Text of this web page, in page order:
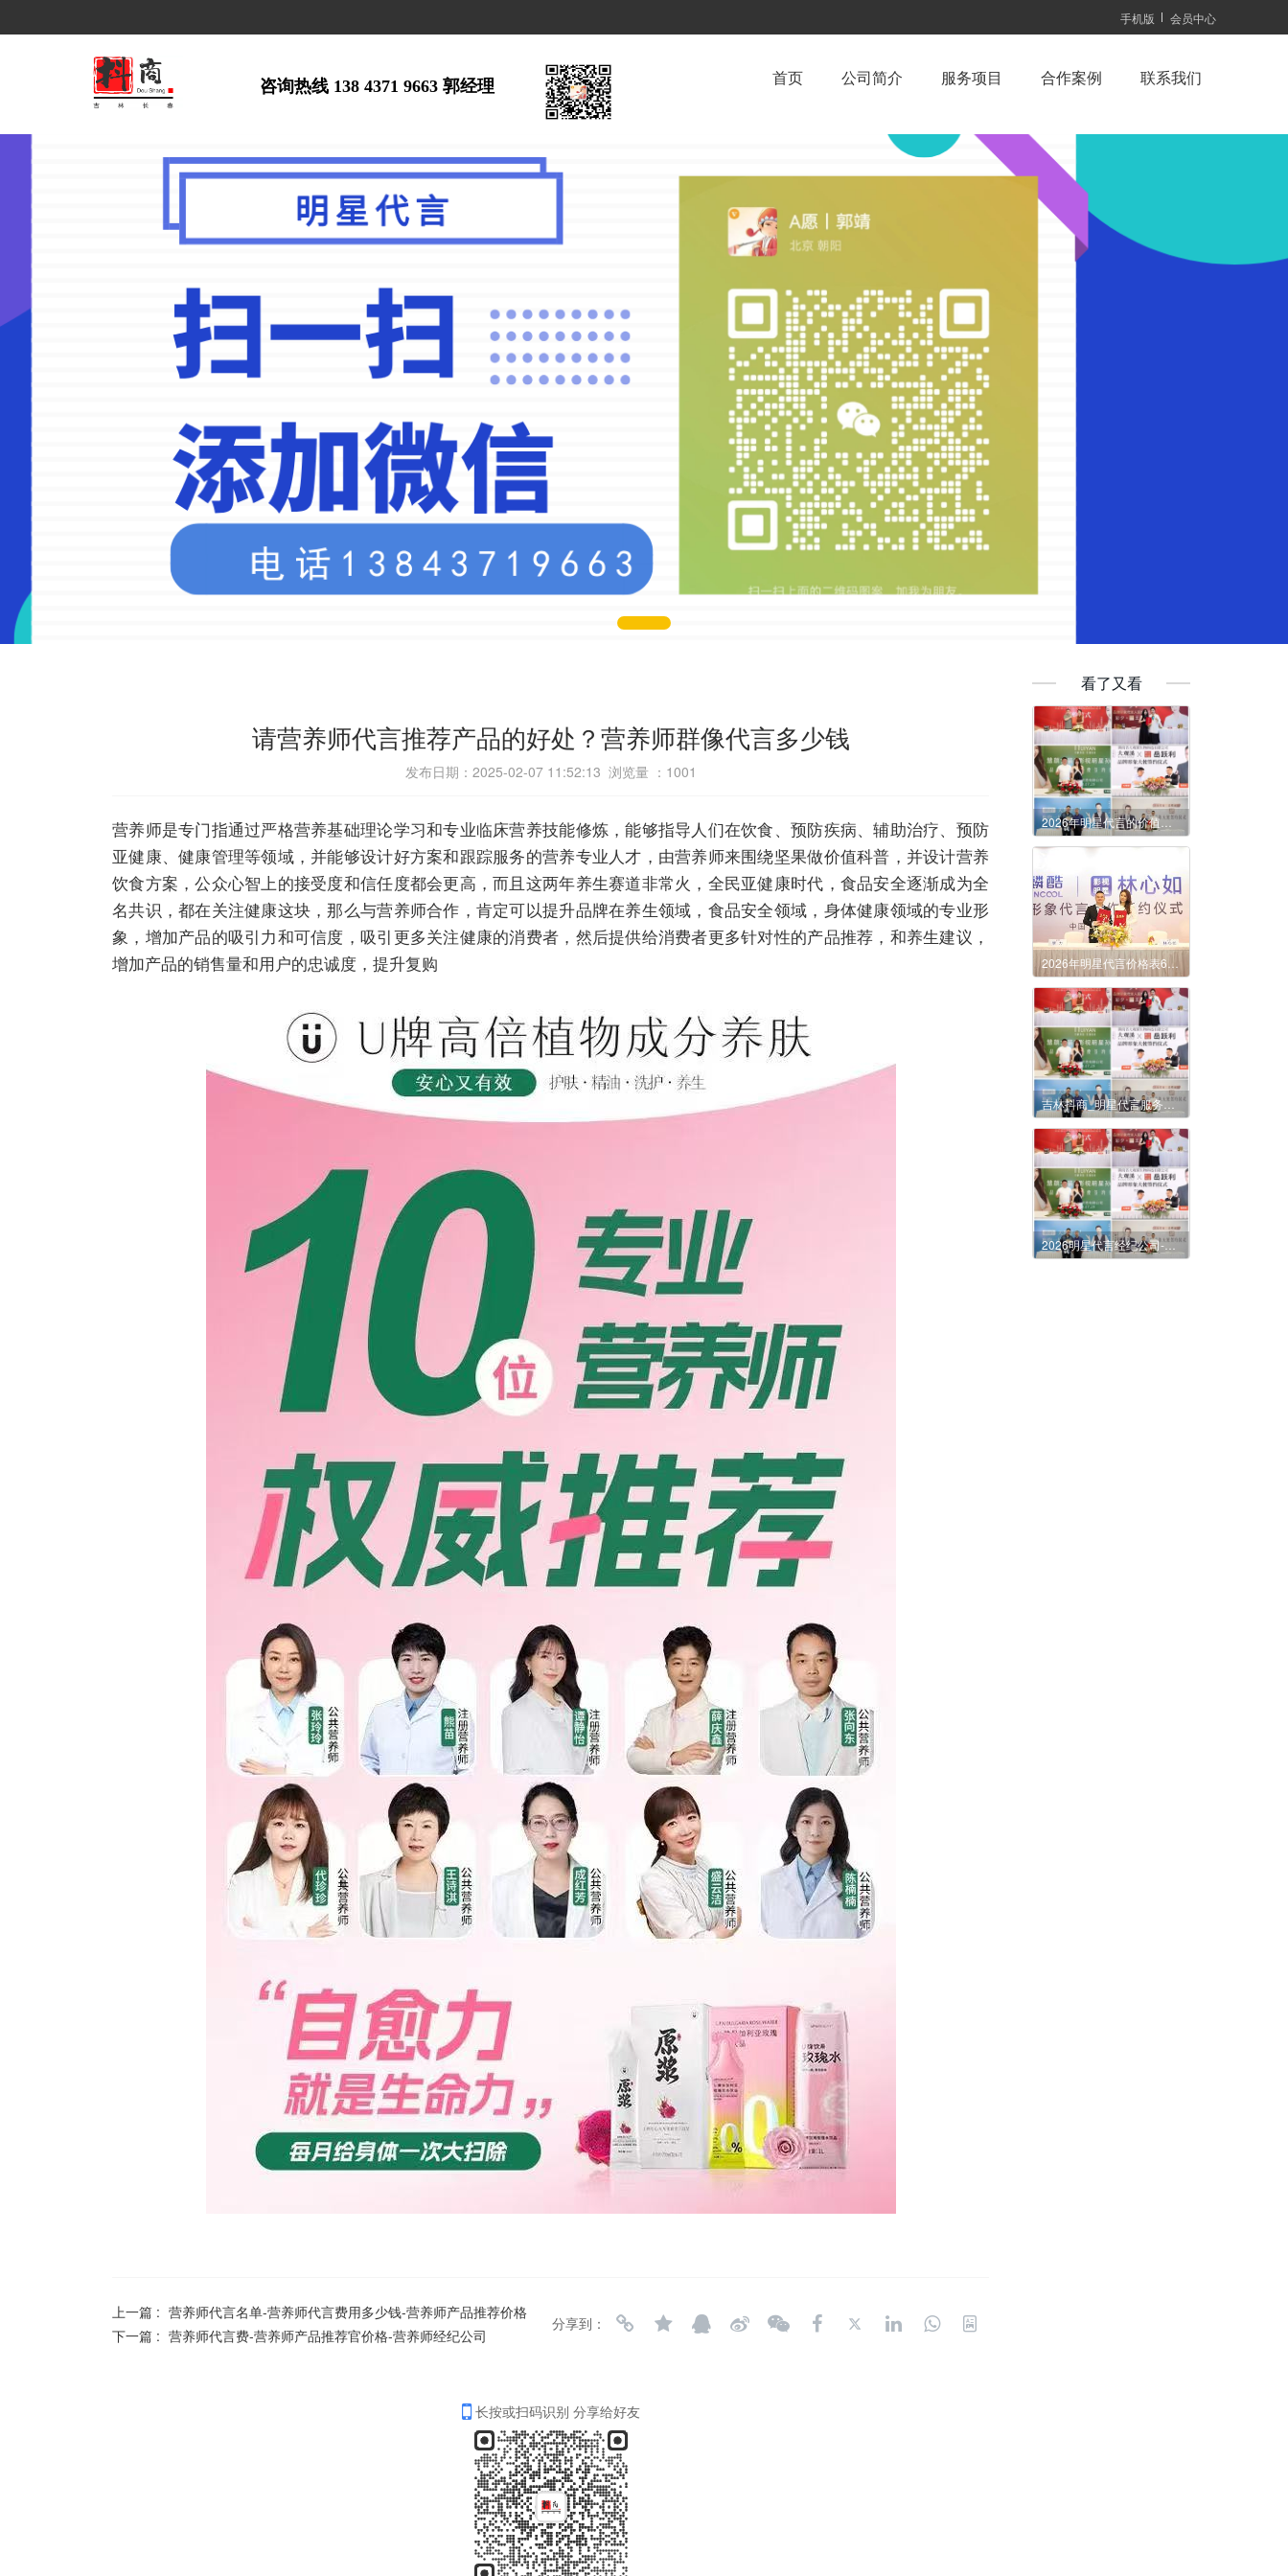
手机版 会员中心
首页 公司简介 服务项目 合作案例 联系我们
咨询热线 138 4371 9663 郭经理
请营养师代言推荐产品的好处？营养师群像代言多少钱
发布日期：2025-02-07 11:52:13 浏览量 ： 1001
营养师是专门指通过严格营养基础理论学习和专业临床营养技能修炼，能够指导人们在饮食、预防疾病、辅助治疗、预防
亚健康、健康管理等领域，并能够设计好方案和跟踪服务的营养专业人才，由营养师来围绕坚果做价值科普，并设计营养
饮食方案，公众心智上的接受度和信任度都会更高，而且这两年养生赛道非常火，全民亚健康时代，食品安全逐渐成为全
名共识，都在关注健康这块，那么与营养师合作，肯定可以提升品牌在养生领域，食品安全领域，身体健康领域的专业形
象，增加产品的吸引力和可信度，吸引更多关注健康的消费者，然后提供给消费者更多针对性的产品推荐，和养生建议，
增加产品的销售量和用户的忠诚度，提升复购
上一篇 : 营养师代言名单-营养师代言费用多少钱-营养师产品推荐价格
下一篇 : 营养师代言费-营养师产品推荐官价格-营养师经纪公司
分享到：
长按或扫码识别 分享给好友
看了又看
2026年明星代言的价值与核心优势
2026年明星代言价格表6月份更新
吉林抖商_明星代言服务价目表（含形象授权与肖像使用费用）
2026明星代言经纪公司-抖商明星经纪